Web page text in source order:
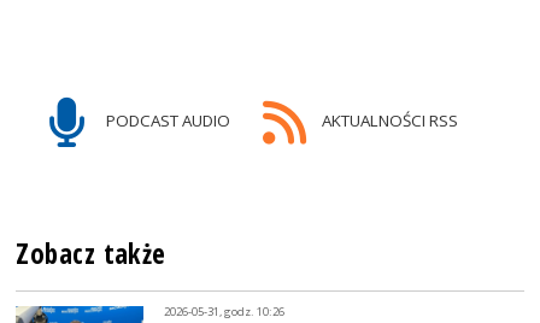
PODCAST AUDIO AKTUALNOŚCI RSS
Zobacz także
2026-05-31, godz. 10:26